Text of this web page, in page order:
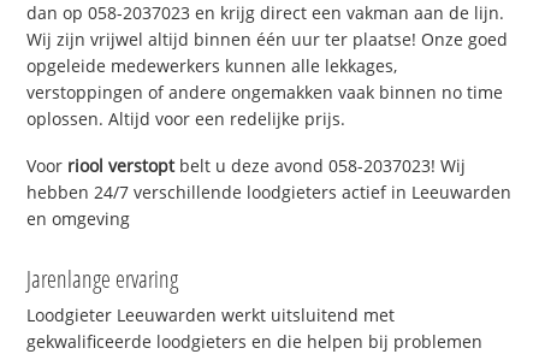
dan op 058-2037023 en krijg direct een vakman aan de lijn.
Wij zijn vrijwel altijd binnen één uur ter plaatse! Onze goed
opgeleide medewerkers kunnen alle lekkages,
verstoppingen of andere ongemakken vaak binnen no time
oplossen. Altijd voor een redelijke prijs.
Voor riool verstoptbelt u deze avond 058-2037023! Wij
hebben 24/7 verschillende loodgieters actief in Leeuwarden
en omgeving
Jarenlange ervaring
Loodgieter Leeuwarden werkt uitsluitend met
gekwalificeerde loodgieters en die helpen bij problemen